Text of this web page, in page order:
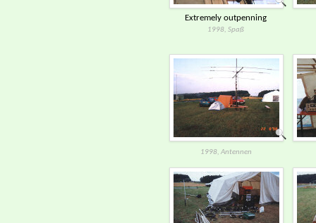
Extremely outpenning
1998, Spaß
1998, Antennen